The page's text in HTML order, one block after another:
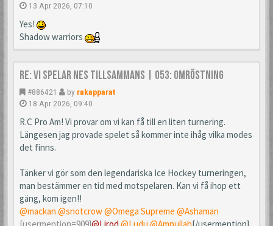
13 Apr 2026, 07:10
Yes!
Shadow warriors
Re: Vi spelar NES tillsammans | 053: Omröstning
#886421 by rakapparat
18 Apr 2026, 09:40
R.C Pro Am! Vi provar om vi kan få till en liten turnering.
Längesen jag provade spelet så kommer inte ihåg vilka modes
det finns.
Tänker vi gör som den legendariska Ice Hockey turneringen,
man bestämmer en tid med motspelaren. Kan vi få ihop ett
gäng, kom igen!!
@mackan @snotcrow@Omega Supreme @Ashaman